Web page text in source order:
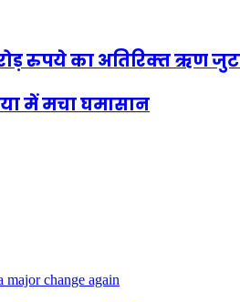
रुपये का अतिरिक्‍त ऋण
में मचा घमासान